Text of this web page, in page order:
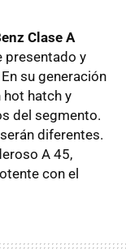
Clase A
presentado y
su generación
hot hatch y
del segmento.
diferentes.
A 45,
con el